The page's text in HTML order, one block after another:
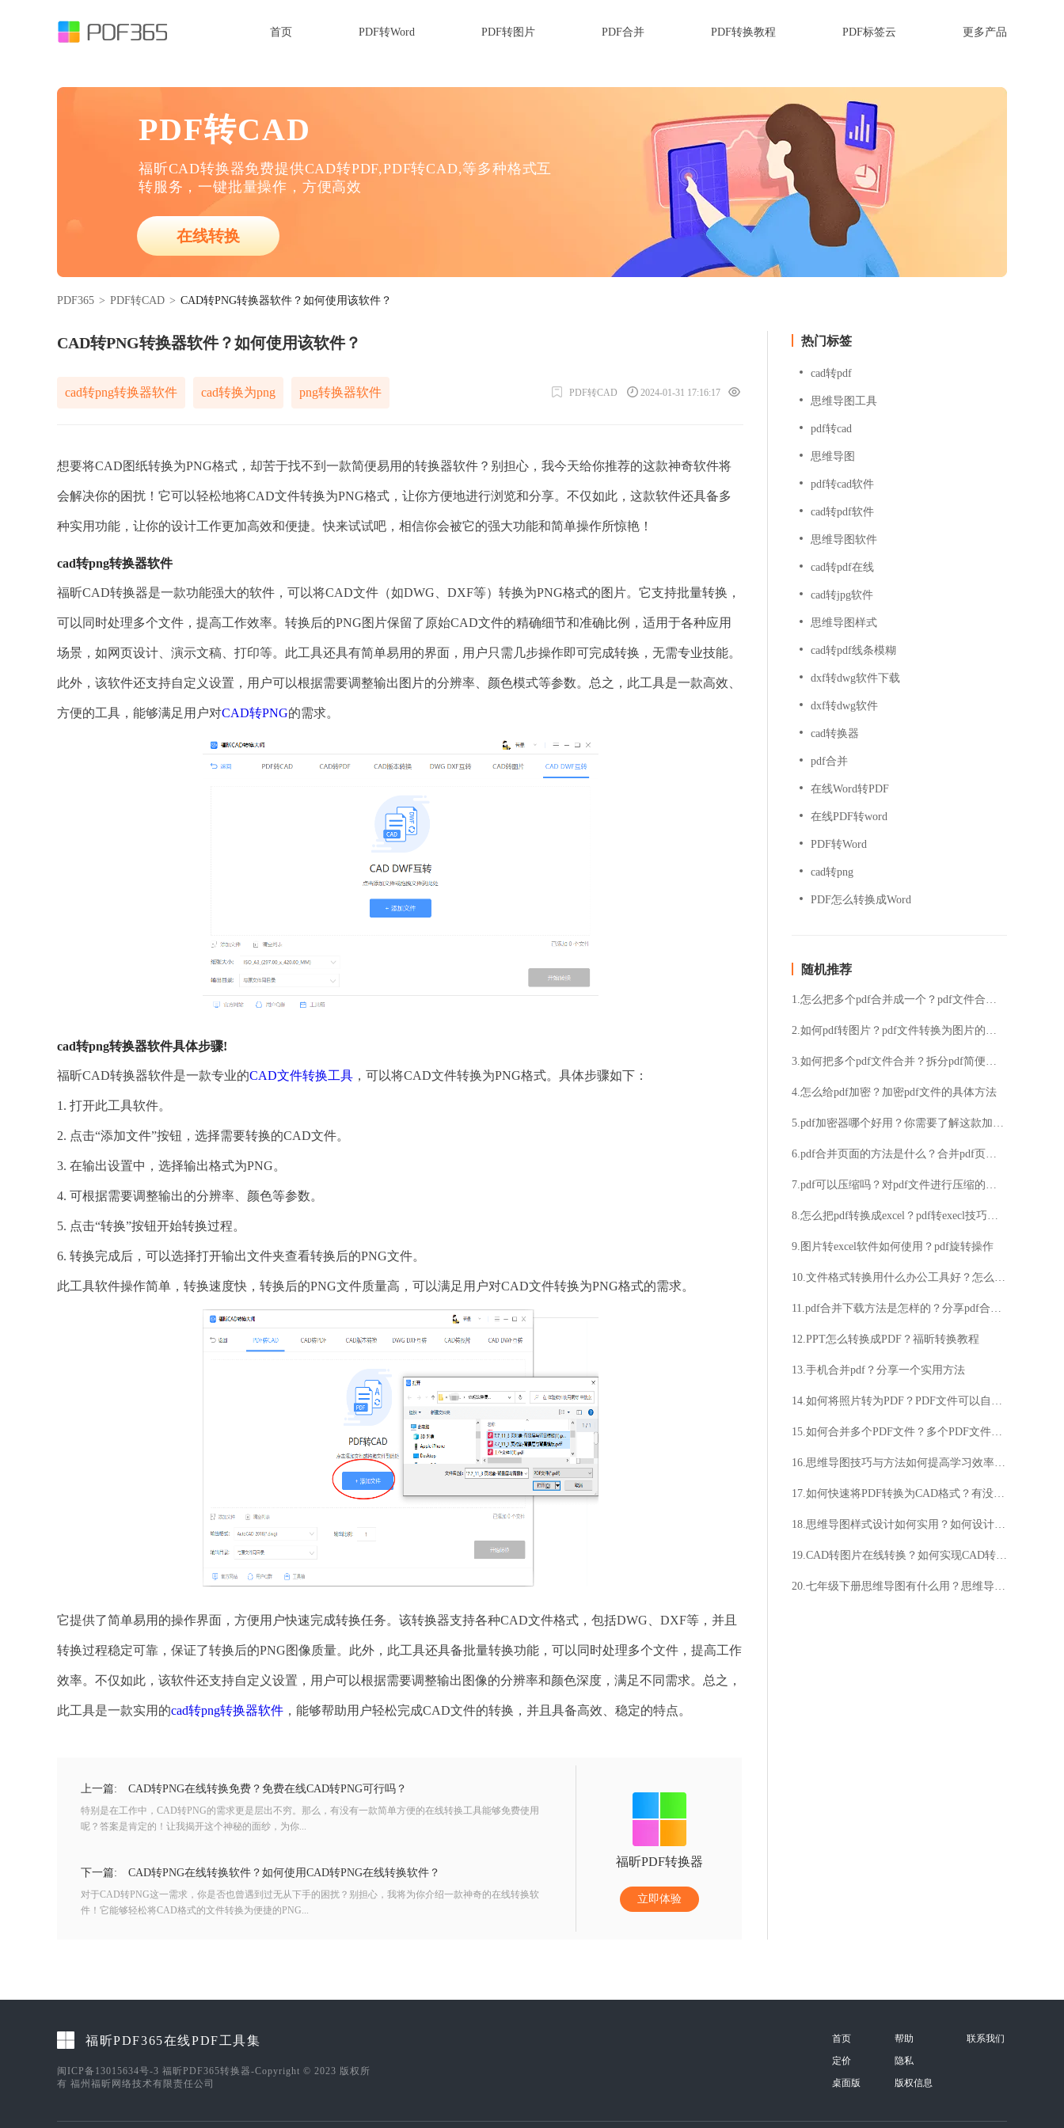
首页 PDF转Word PDF转图片 PDF合并 PDF转换教程 PDF标签云 更多产品
PDF转CAD
福昕CAD转换器免费提供CAD转PDF,PDF转CAD,等多种格式互
转服务，一键批量操作，方便高效
在线转换
PDF365 > PDF转CAD > CAD转PNG转换器软件？如何使用该软件？
CAD转PNG转换器软件？如何使用该软件？
cad转png转换器软件 cad转换为png png转换器软件 PDF转CAD 2024-01-31 17:16:17
想要将CAD图纸转换为PNG格式，却苦于找不到一款简便易用的转换器软件？别担心，我今天给你推荐的这款神奇软件将
会解决你的困扰！它可以轻松地将CAD文件转换为PNG格式，让你方便地进行浏览和分享。不仅如此，这款软件还具备多
种实用功能，让你的设计工作更加高效和便捷。快来试试吧，相信你会被它的强大功能和简单操作所惊艳！
cad转png转换器软件
福昕CAD转换器是一款功能强大的软件，可以将CAD文件（如DWG、DXF等）转换为PNG格式的图片。它支持批量转换，
可以同时处理多个文件，提高工作效率。转换后的PNG图片保留了原始CAD文件的精确细节和准确比例，适用于各种应用
场景，如网页设计、演示文稿、打印等。此工具还具有简单易用的界面，用户只需几步操作即可完成转换，无需专业技能。
此外，该软件还支持自定义设置，用户可以根据需要调整输出图片的分辨率、颜色模式等参数。总之，此工具是一款高效、
方便的工具，能够满足用户对CAD转PNG的需求。
cad转png转换器软件具体步骤!
福昕CAD转换器软件是一款专业的CAD文件转换工具 ，可以将CAD文件转换为PNG格式。具体步骤如下：
1. 打开此工具软件。
2. 点击“添加文件”按钮，选择需要转换的CAD文件。
3. 在输出设置中，选择输出格式为PNG。
4. 可根据需要调整输出的分辨率、颜色等参数。
5. 点击“转换”按钮开始转换过程。
6. 转换完成后，可以选择打开输出文件夹查看转换后的PNG文件。
此工具软件操作简单，转换速度快，转换后的PNG文件质量高，可以满足用户对CAD文件转换为PNG格式的需求。
它提供了简单易用的操作界面，方便用户快速完成转换任务。该转换器支持各种CAD文件格式，包括DWG、DXF等，并且
转换过程稳定可靠，保证了转换后的PNG图像质量。此外，此工具还具备批量转换功能，可以同时处理多个文件，提高工作
效率。不仅如此，该软件还支持自定义设置，用户可以根据需要调整输出图像的分辨率和颜色深度，满足不同需求。总之，
此工具是一款实用的cad转png转换器软件 ，能够帮助用户轻松完成CAD文件的转换，并且具备高效、稳定的特点。
上一篇: CAD转PNG在线转换免费？免费在线CAD转PNG可行吗？
特别是在工作中，CAD转PNG的需求更是层出不穷。那么，有没有一款简单方便的在线转换工具能够免费使用
呢？答案是肯定的！让我揭开这个神秘的面纱，为你...
下一篇: CAD转PNG在线转换软件？如何使用CAD转PNG在线转换软件？
对于CAD转PNG这一需求，你是否也曾遇到过无从下手的困扰？别担心，我将为你介绍一款神奇的在线转换软
件！它能够轻松将CAD格式的文件转换为便捷的PNG...
福昕PDF转换器
立即体验
热门标签
cad转pdf
思维导图工具
pdf转cad
思维导图
pdf转cad软件
cad转pdf软件
思维导图软件
cad转pdf在线
cad转jpg软件
思维导图样式
cad转pdf线条模糊
dxf转dwg软件下载
dxf转dwg软件
cad转换器
pdf合并
在线Word转PDF
在线PDF转word
PDF转Word
cad转png
PDF怎么转换成Word
随机推荐
1.怎么把多个pdf合并成一个？pdf文件合并的方法
2.如何pdf转图片？pdf文件转换为图片的方法
3.如何把多个pdf文件合并？拆分pdf简便方法分享
4.怎么给pdf加密？加密pdf文件的具体方法
5.pdf加密器哪个好用？你需要了解这款加密软件
6.pdf合并页面的方法是什么？合并pdf页面的详细步骤
7.pdf可以压缩吗？对pdf文件进行压缩的具体方法
8.怎么把pdf转换成excel？pdf转execl技巧分享
9.图片转excel软件如何使用？pdf旋转操作
10.文件格式转换用什么办公工具好？怎么将excel转换成pdf的方法介绍
11.pdf合并下载方法是怎样的？分享pdf合并并下载的简单方法
12.PPT怎么转换成PDF？福昕转换教程
13.手机合并pdf？分享一个实用方法
14.如何将照片转为PDF？PDF文件可以自由编辑吗？
15.如何合并多个PDF文件？多个PDF文件应该如何合并？
16.思维导图技巧与方法如何提高学习效率？如何运用思维导图技巧提升创造力？
17.如何快速将PDF转换为CAD格式？有没有简便的方法将PDF转换为CAD格式？
18.思维导图样式设计如何实用？如何设计吸引人的实用思维导图样式？
19.CAD转图片在线转换？如何实现CAD转图片在线转换？
20.七年级下册思维导图有什么用？思维导图如何制作？
福昕PDF365在线PDF工具集
闽ICP备13015634号-3 福昕PDF365转换器-Copyright © 2023 版权所
有 福州福昕网络技术有限责任公司
首页
定价
桌面版
帮助
隐私
版权信息
联系我们